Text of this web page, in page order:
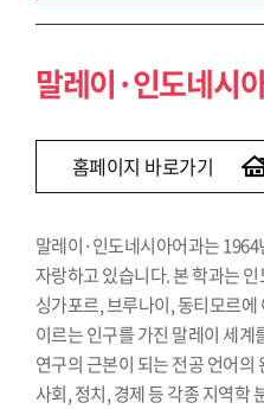
말레이
튀르키예
말레이·인도네시
홈페이지 바로가기
말레이·인도네시아어과는
자랑하고 있습니다. 본 학과는
싱가포르, 브루나이, 동티모르
이르는 인구를 가진 말레이 세
연구의 근본이 되는 전공 언어
사회, 정치, 경제 등 각종 지역학